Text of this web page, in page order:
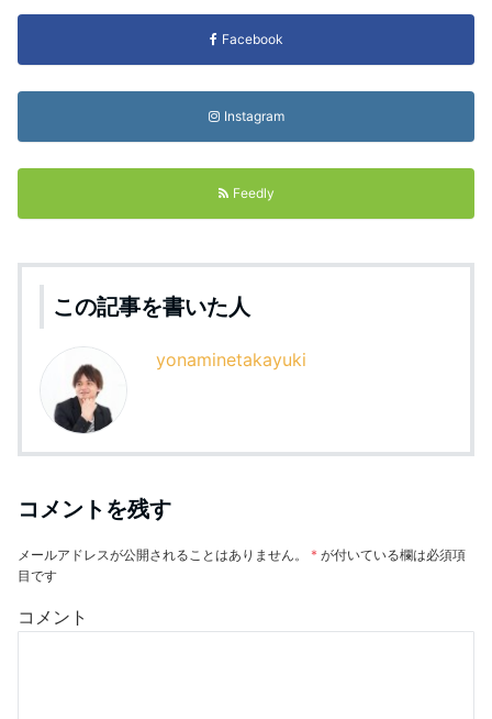
Facebook
Instagram
Feedly
この記事を書いた人
yonaminetakayuki
コメントを残す
メールアドレスが公開されることはありません。 * が付いている欄は必須項
目です
コメント